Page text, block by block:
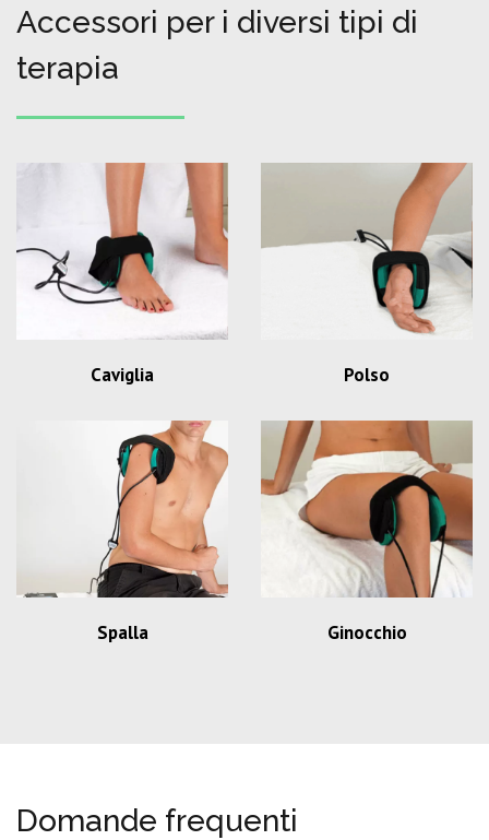
Accessori per i diversi tipi di
terapia
Caviglia Polso
Spalla Ginocchio
Domande frequenti